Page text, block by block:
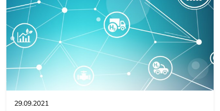
29.09.2021